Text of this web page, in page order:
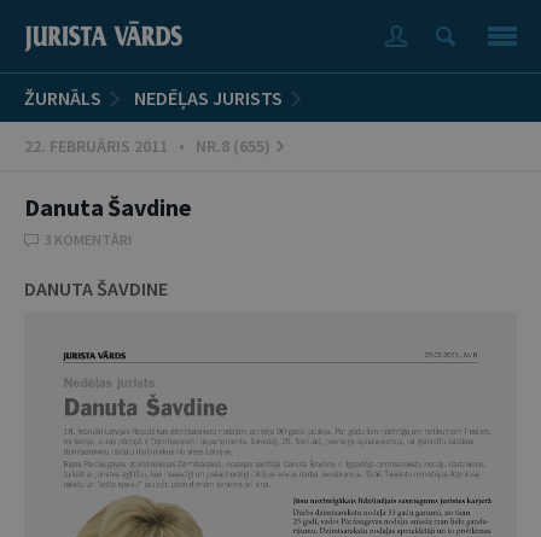
ŽURNĀLS NEDĒĻAS JURISTS
22. FEBRUĀRIS 2011 • NR.8 (655)
Danuta Šavdine
3 KOMENTĀRI
DANUTA ŠAVDINE